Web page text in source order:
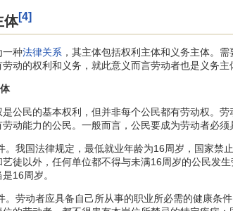
体[4]
种法律关系 ，其主体包括权利主体和义务主体。
劳动的权利和义务，就此意义而言劳动者也是义务
民的基本权利，但并非每个公民都有劳动权。劳
动能力的公民。一般而言，公民要成为劳动者必须
国法律规定，最低就业年龄为16周岁，国家禁止
徒以外，任何单位都不得与未满16周岁的公民发
16周岁。
动者应具备自己所从事的职业所必需的健康条件